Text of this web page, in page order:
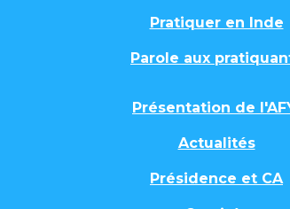
Pratiquer en Inde
Parole aux
Présentation de
Actualités
Présidence et CA